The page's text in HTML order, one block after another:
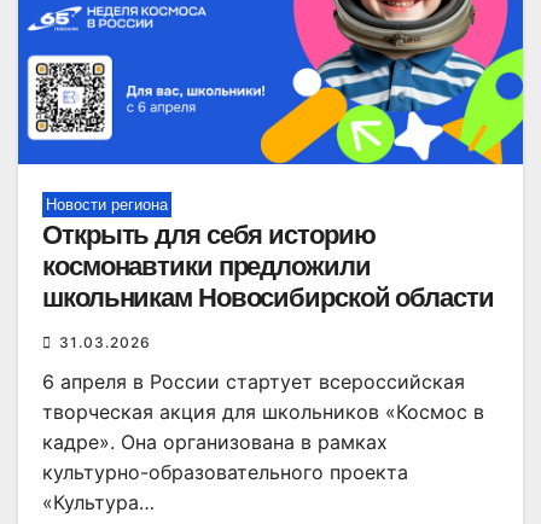
Новости региона
Открыть для себя историю
космонавтики предложили
школьникам Новосибирской области
31.03.2026
6 апреля в России стартует всероссийская
творческая акция для школьников «Космос в
кадре». Она организована в рамках
культурно-образовательного проекта
«Культура…